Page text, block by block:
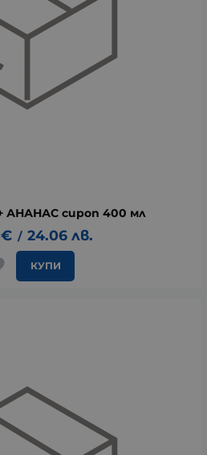
АНАНАС сироп 400 мл
€ / 24.06 лв.
КУПИ